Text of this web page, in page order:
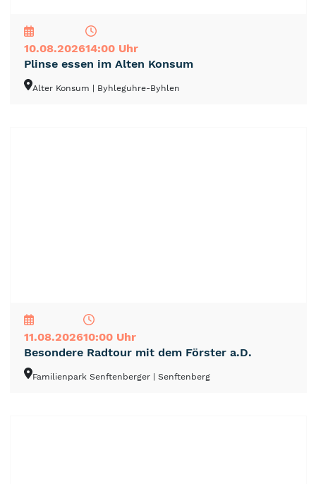
10.08.202614:00 Uhr
Plinse essen im Alten Konsum
Alter Konsum | Byhleguhre-Byhlen
11.08.202610:00 Uhr
Besondere Radtour mit dem Förster a.D.
Familienpark Senftenberger | Senftenberg